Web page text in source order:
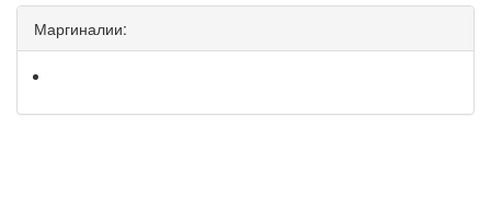
Маргиналии: